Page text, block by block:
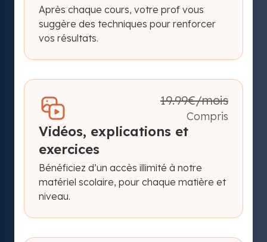
Après chaque cours, votre prof vous
suggère des techniques pour renforcer
vos résultats.
19.99€/mois
Compris
Vidéos, explications et
exercices
Bénéficiez d’un accès illimité à notre
matériel scolaire, pour chaque matière et
niveau.